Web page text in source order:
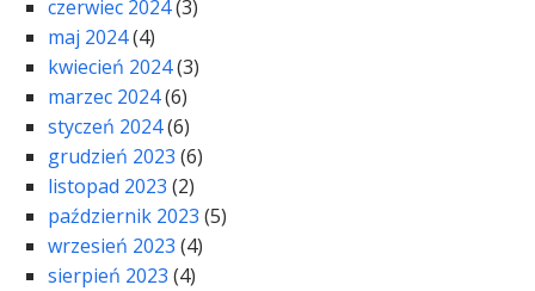
czerwiec 2024(3)
maj 2024(4)
kwiecień 2024(3)
marzec 2024(6)
styczeń 2024(6)
grudzień 2023 (6)
listopad 2023 (2)
październik 2023 (5)
wrzesień 2023 (4)
sierpień 2023 (4)